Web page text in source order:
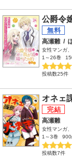
公爵令
高瀬雛 /
女性マンガ
1～26巻
投稿数25件
オネェ
高瀬雛
女性マンガ
1～3巻
投稿数7件